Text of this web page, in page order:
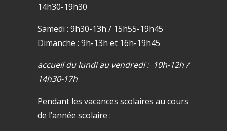
14h30-19h30
Samedi : 9h30-13h / 15h55-19h45
Dimanche : 9h-13h et 16h-19h45
accueil du lundi au vendredi : 10h-12h /
14h30-17h
Pendant les vacances scolaires au cours
de l’année scolaire :